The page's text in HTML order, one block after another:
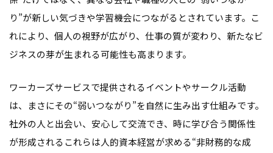
り”が新しい気づきや学習機会につながるとされています。こ
れにより、個人の視野が広がり、仕事の質が変わり、新たなビ
ジネスの芽が生まれる可能性も高まります。
ワーカーズサービスで提供されるイベントやサークル活動
は、まさにその“弱いつながり”を自然に生み出す仕組みです。
社外の人と出会い、安心して交流でき、時に学び合う関係性
が形成される――これらは人的資本経営が求める“非財務的な成